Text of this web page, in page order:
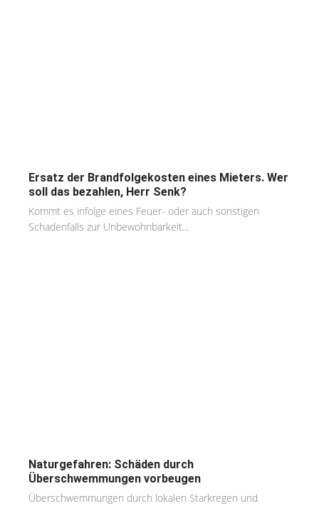
Ersatz der Brandfolgekosten eines Mieters. Wer
soll das bezahlen, Herr Senk?
Kommt es infolge eines Feuer- oder auch sonstigen
Schadenfalls zur Unbewohnbarkeit...
Naturgefahren: Schäden durch
Überschwemmungen vorbeugen
Überschwemmungen durch lokalen Starkregen und